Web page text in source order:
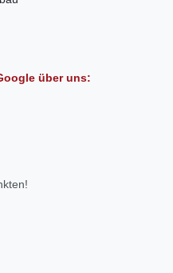
über uns: